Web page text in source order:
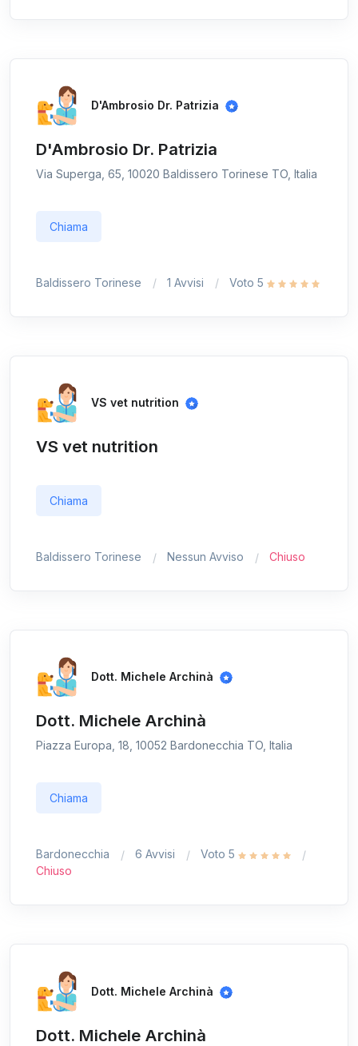
D'Ambrosio Dr. Patrizia
D'Ambrosio Dr. Patrizia
Via Superga, 65, 10020 Baldissero Torinese TO, Italia
Chiama
Baldissero Torinese 1 Avvisi Voto 5
VS vet nutrition
VS vet nutrition
Chiama
Baldissero Torinese Nessun Avviso Chiuso
Dott. Michele Archinà
Dott. Michele Archinà
Piazza Europa, 18, 10052 Bardonecchia TO, Italia
Chiama
Bardonecchia 6 Avvisi
Voto 5
Chiuso
Dott. Michele Archinà
Dott. Michele Archinà